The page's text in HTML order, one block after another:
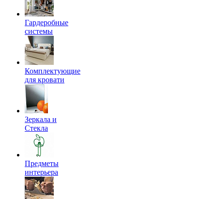
Гардеробные
системы
Комплектующие
для кровати
Зеркала и
Стекла
Предметы
интерьера